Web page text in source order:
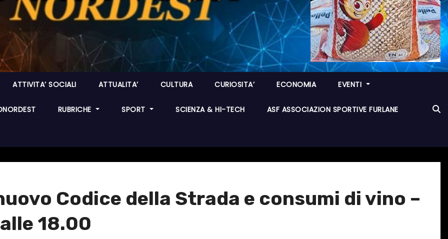
ATTIVITA’ SOCIALI ATTUALITA’ CULTURA CURIOSITA’ ECONOMIA EVENTI
RUBRICHE SPORT SCIENZA & HI-TECH ASF ASSOCIAZION SPORTIVE FURLANE
Codice della Strada e consumi di vino –
18.00